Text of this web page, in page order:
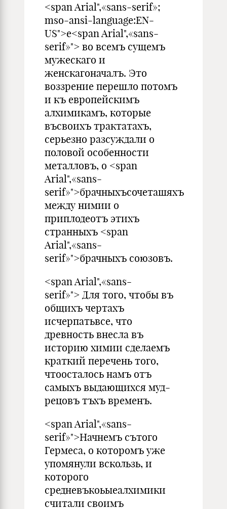
<span Arial",«sans-serif»;
mso-ansi-language:EN-
US">e<span Arial",«sans-
serif»"> во всемъ сущемъ
мужескаго и
женскагоначалъ. Это
воззрение перешло потомъ
и къ европейскимъ
алхимикамъ, которые
въсвоихъ трактатахъ,
серьезно разсуждали о
половой особенности
металловъ, о <span
Arial",«sans-
serif»">брачныхъсочеташяхъ
между нимии о
приплодеотъ этихъ
странныхъ <span
Arial",«sans-
serif»">брачныхъ союзовъ.
<span Arial",«sans-
serif»"> Для того, чтобы въ
общихъ чертахъ
исчерпатьвсе, что
древность внесла въ
историю химии сделаемъ
краткий перечень того,
чтоосталось намъ отъ
самыхъ выдающихся муд-
рецовъ тъхъ временъ.
<span Arial",«sans-
serif»">Начнемъ сътого
Гермеса, о которомъ уже
упомянули вскользь, и
которого
средневъкоьыеалхимики
считали своимъ